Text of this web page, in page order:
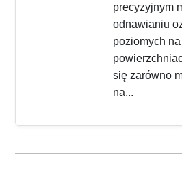
precyzyjnym
odnawianiu
poziomych
się zarówno
na...